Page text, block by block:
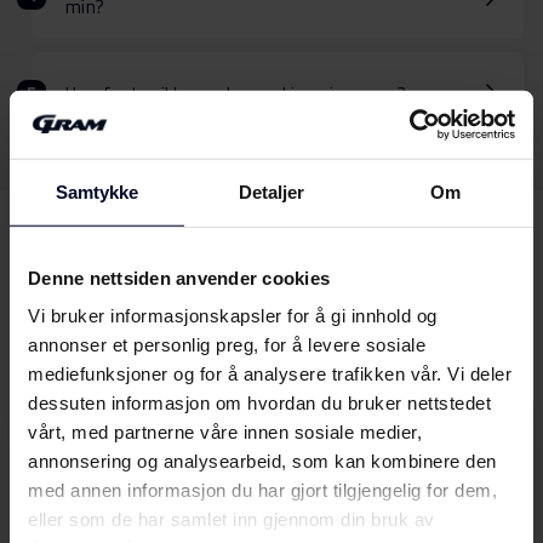
Samtykke Detaljer Om
Denne nettsiden anvender cookies
Vi bruker informasjonskapsler for å gi innhold og
annonser et personlig preg, for å levere sosiale
mediefunksjoner og for å analysere trafikken vår. Vi deler
dessuten informasjon om hvordan du bruker nettstedet
vårt, med partnerne våre innen sosiale medier,
annonsering og analysearbeid, som kan kombinere den
med annen informasjon du har gjort tilgjengelig for dem,
eller som de har samlet inn gjennom din bruk av
min?
Hvorfor tar ikke vaskemaskinen inn vann?
Kan vi hjelpemed noe
annet?
Bruksanvisninger
Finn din GRAM-bruksanvisning her
Velg